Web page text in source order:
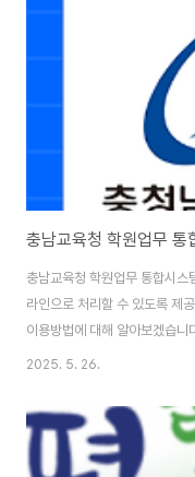
활동 신청 등을 편리하게 이용
충남교육청 학원업무 통합시
라인으로 처리할 수 있도록 제
이용방법에 대해 알아보겠습니
:https://
academy.cne.go.kr 충남교육
충남교육청 학원업무 통합시스
(https://
2025. 5. 26.